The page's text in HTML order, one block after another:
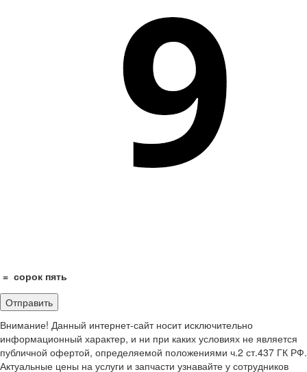
= сорок пять
Внимание! Данный интернет-сайт носит исключительно
информационный характер, и ни при каких условиях не является
публичной офертой, определяемой положениями ч.2 ст.437 ГК РФ.
Актуальные цены на услуги и запчасти узнавайте у сотрудников